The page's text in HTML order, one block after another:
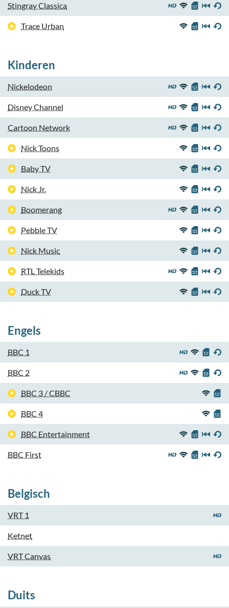
Stingray Classica
Trace Urban
Kinderen
Nickelodeon
Disney Channel
Cartoon Network
Nick Toons
Baby TV
Nick Jr.
Boomerang
Pebble TV
Nick Music
RTL Telekids
Duck TV
Engels
BBC 1
BBC 2
BBC 3 / CBBC
BBC 4
BBC Entertainment
BBC First
Belgisch
VRT 1
Ketnet
VRT Canvas
Duits